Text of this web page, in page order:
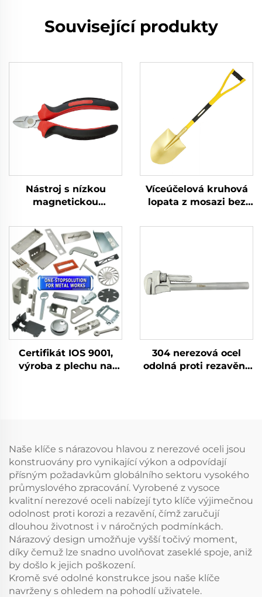
Související produkty
Nástroj s nízkou
magnetickou
manuální nástroj,
nerezová ocel 304
odolná proti korozi,
šikmý řezný kleště
Víceúčelová kruhová
lopata z mosazi bez
fiberglasu pro použití
Certifikát IOS 9001,
výroba z plechu na
304 nerezová ocel
odolná proti rezavění,
Naše klíče s nárazovou hlavou z nerezové oceli jsou
konstruovány pro vynikající výkon a odpovídají
přísným požadavkům globálního sektoru vysokého
průmyslového zpracování. Vyrobené z vysoce
kvalitní nerezové oceli nabízejí tyto klíče výjimečnou
odolnost proti korozi a rezavění, čímž zaručují
dlouhou životnost i v náročných podmínkách.
Nárazový design umožňuje vyšší točivý moment,
díky čemuž lze snadno uvolňovat zaseklé spoje, aniž
by došlo k jejich poškození.
Kromě své odolné konstrukce jsou naše klíče
navrženy s ohledem na pohodlí uživatele.